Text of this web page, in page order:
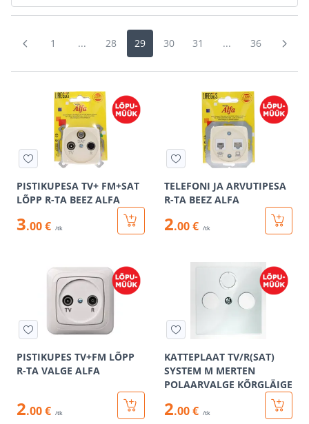
1 ... 28 29 30 31 ... 36
PISTIKUPESA TV+ FM+SAT
LÕPP R-TA BEEZ ALFA
3.00 € /tk
TELEFONI JA ARVUTIPESA
R-TA BEEZ ALFA
2.00 € /tk
PISTIKUPES TV+FM LÕPP
R-TA VALGE ALFA
2.00 € /tk
KATTEPLAAT TV/R(SAT)
SYSTEM M MERTEN
POLAARVALGE KÕRGLÄIGE
2.00 € /tk